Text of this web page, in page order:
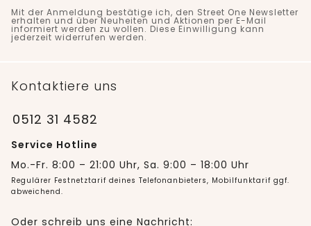
Mit der Anmeldung bestätige ich, den Street One Newsletter
erhalten und über Neuheiten und Aktionen per E-Mail
informiert werden zu wollen. Diese Einwilligung kann
jederzeit widerrufen werden.
Kontaktiere uns
0512 31 4582
Service Hotline
Mo.-Fr. 8:00 – 21:00 Uhr, Sa. 9:00 – 18:00 Uhr
Regulärer Festnetztarif deines Telefonanbieters, Mobilfunktarif ggf.
abweichend.
Oder schreib uns eine Nachricht: